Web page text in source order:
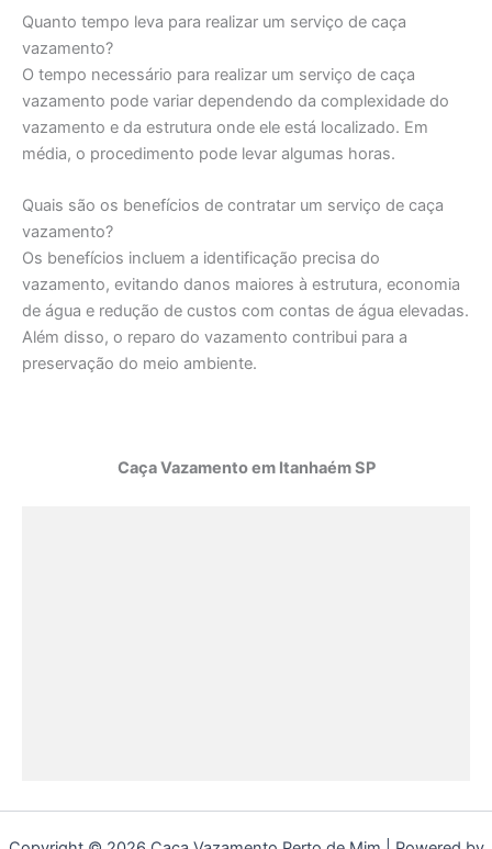
Quanto tempo leva para realizar um serviço de caça
vazamento?
O tempo necessário para realizar um serviço de caça
vazamento pode variar dependendo da complexidade do
vazamento e da estrutura onde ele está localizado. Em
média, o procedimento pode levar algumas horas.
Quais são os benefícios de contratar um serviço de caça
vazamento?
Os benefícios incluem a identificação precisa do
vazamento, evitando danos maiores à estrutura, economia
de água e redução de custos com contas de água elevadas.
Além disso, o reparo do vazamento contribui para a
preservação do meio ambiente.
Caça Vazamento em Itanhaém SP